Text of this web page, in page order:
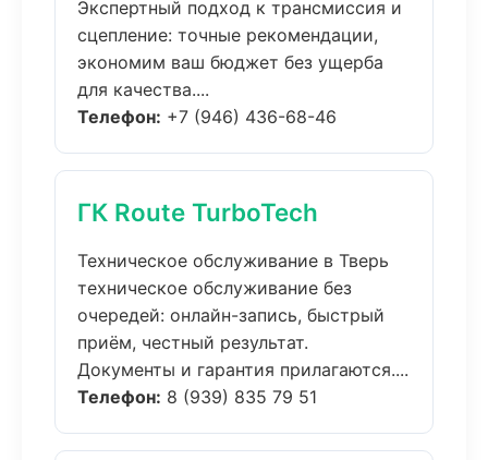
Экспертный подход к трансмиссия и
сцепление: точные рекомендации,
экономим ваш бюджет без ущерба
для качества....
Телефон: +7 (946) 436-68-46
ГК Route TurboTech
Техническое обслуживание в Тверь
техническое обслуживание без
очередей: онлайн-запись, быстрый
приём, честный результат.
Документы и гарантия прилагаются....
Телефон: 8 (939) 835 79 51